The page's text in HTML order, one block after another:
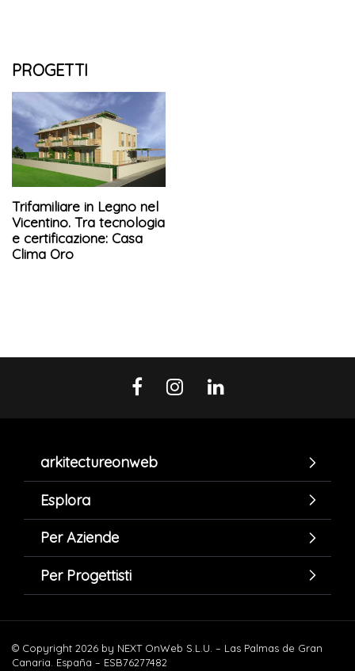
PROGETTI
Trifamiliare in Legno nel
Vicentino. Tra tecnologia
e certificazione: Casa
Clima Oro
arkitectureonweb
Esplora
Per Aziende
Per Progettisti
© Copyright 2026 by NEXT OnWeb S.L.U. – Las Palmas de Gran
Canaria. España – ESB76277482